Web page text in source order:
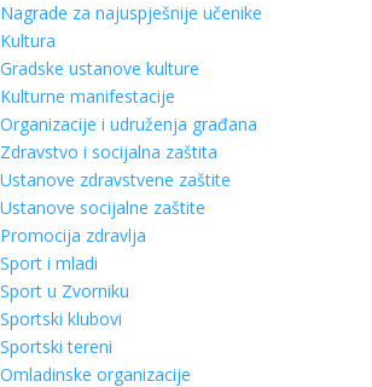
Nagrade za najuspješnije učenike
Kultura
Gradske ustanove kulture
Kulturne manifestacije
Organizacije i udruženja građana
Zdravstvo i socijalna zaštita
Ustanove zdravstvene zaštite
Ustanove socijalne zaštite
Promocija zdravlja
Sport i mladi
Sport u Zvorniku
Sportski klubovi
Sportski tereni
Omladinske organizacije